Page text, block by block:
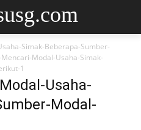
Simak-Beberapa-Sumber-
Modal-Usaha-Simak-
1
Usaha-
Modal-